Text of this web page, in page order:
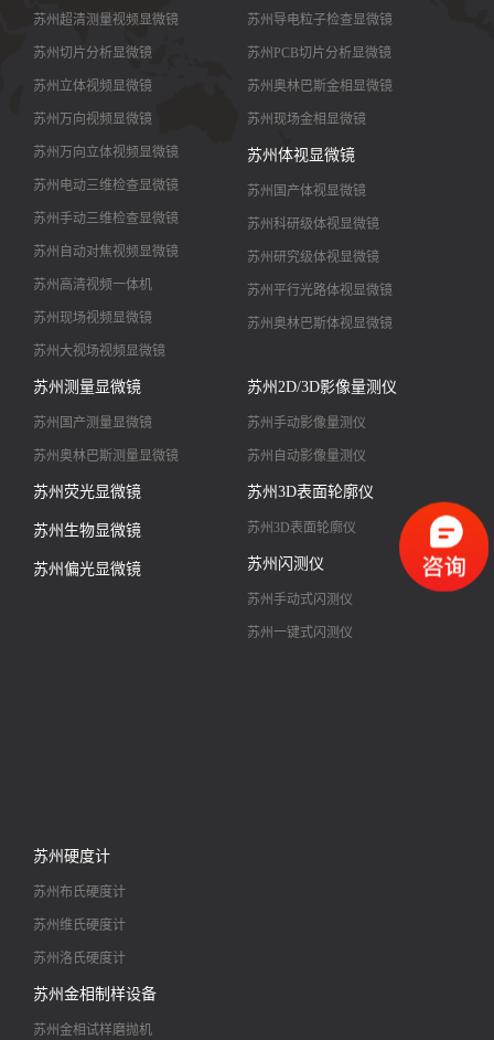
苏州超清测量视频显微镜
苏州切片分析显微镜
苏州立体视频显微镜
苏州万向视频显微镜
苏州万向立体视频显微镜
苏州电动三维检查显微镜
苏州手动三维检查显微镜
苏州自动对焦视频显微镜
苏州高清视频一体机
苏州现场视频显微镜
苏州大视场视频显微镜
苏州大景深视频显微镜
苏州高清镜头
苏州导电粒子检查显微镜
苏州PCB切片分析显微镜
苏州奥林巴斯金相显微镜
苏州现场金相显微镜
苏州体视显微镜
苏州国产体视显微镜
苏州科研级体视显微镜
苏州研究级体视显微镜
苏州平行光路体视显微镜
苏州奥林巴斯体视显微镜
苏州测量显微镜
苏州国产测量显微镜
苏州奥林巴斯测量显微镜
苏州荧光显微镜
苏州生物显微镜
苏州偏光显微镜
苏州2D/3D影像量测仪
苏州手动影像量测仪
苏州自动影像量测仪
苏州3D表面轮廓仪
苏州3D表面轮廓仪
苏州闪测仪
苏州手动式闪测仪
苏州一键式闪测仪
苏州硬度计
苏州布氏硬度计
苏州维氏硬度计
苏州洛氏硬度计
苏州金相制样设备
苏州金相试样磨抛机